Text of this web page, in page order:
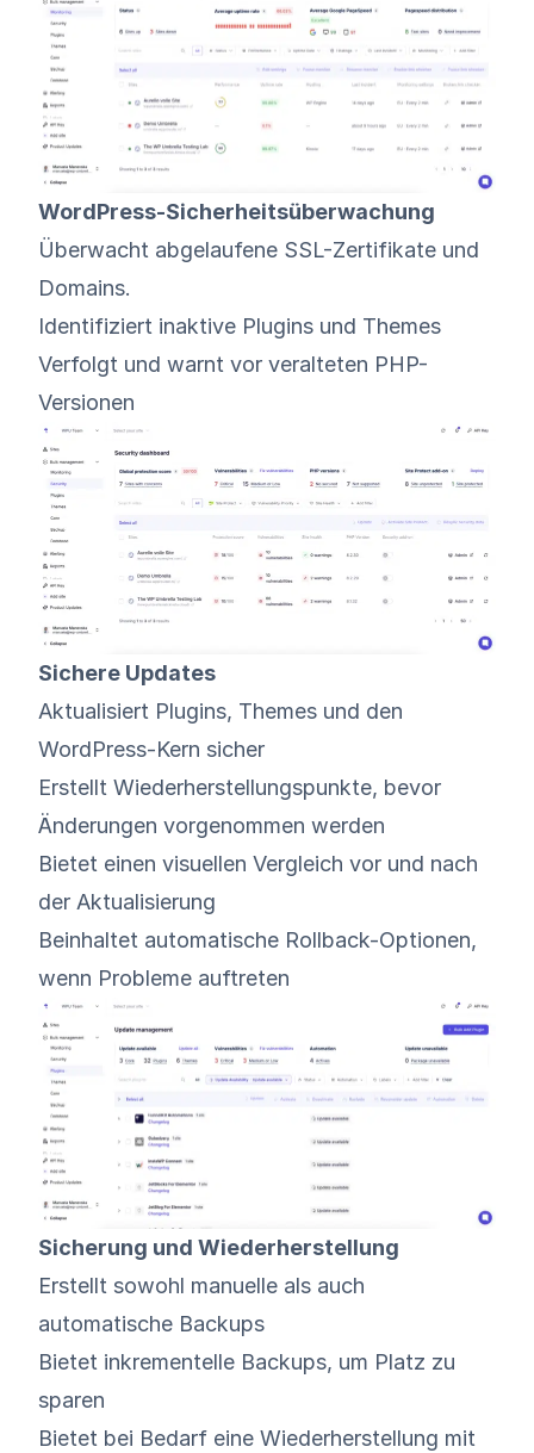
WordPress-Sicherheitsüberwachung
Überwacht abgelaufene SSL-Zertifikate und
Domains.
Identifiziert inaktive Plugins und Themes
Verfolgt und warnt vor veralteten PHP-
Versionen
Sichere Updates
Aktualisiert Plugins, Themes und den
WordPress-Kern sicher
Erstellt Wiederherstellungspunkte, bevor
Änderungen vorgenommen werden
Bietet einen visuellen Vergleich vor und nach
der Aktualisierung
Beinhaltet automatische Rollback-Optionen,
wenn Probleme auftreten
Sicherung und Wiederherstellung
Erstellt sowohl manuelle als auch
automatische Backups
Bietet inkrementelle Backups, um Platz zu
sparen
Bietet bei Bedarf eine Wiederherstellung mit